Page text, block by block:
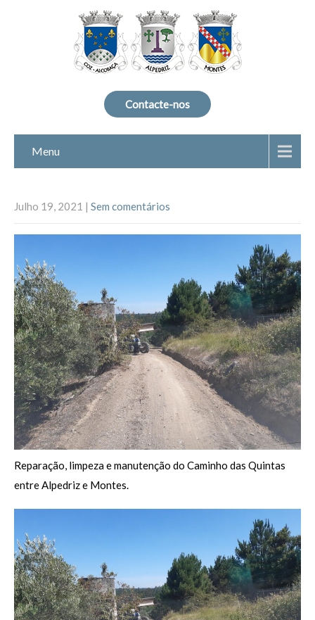
Contacte-nos
Menu
Julho 19, 2021 | Sem comentários
Reparação, limpeza e manutenção do Caminho das Quintas
entre Alpedriz e Montes.